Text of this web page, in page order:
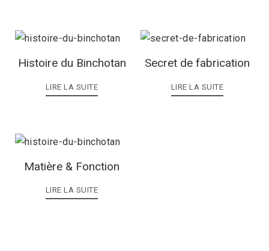
Histoire du Binchotan
LIRE LA SUITE
Secret de fabrication
LIRE LA SUITE
Matière & Fonction
LIRE LA SUITE